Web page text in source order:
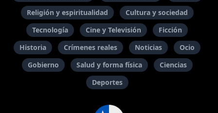
Religión y espiritualidad
Cultura y sociedad
Tecnología
Cine y Televisión
Ficción
Historia
Crímenes reales Noticias
Ocio
Gobierno
Salud y forma física
Ciencias
Deportes